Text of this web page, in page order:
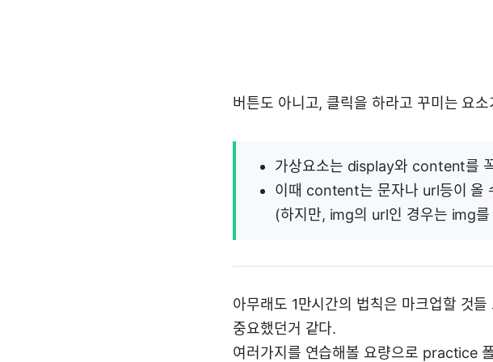
버튼도 아니고, 클릭을 하라고 꾸미는 요
가상요소는 display와 content를
이때 content는 문자나 url등이 올
(하지만, img의 url인 경우는 img
아무래도 1만시간의 법칙은 마크업할 것
중요했던거 같다.
여러가지를 연습해볼 요량으로 practice